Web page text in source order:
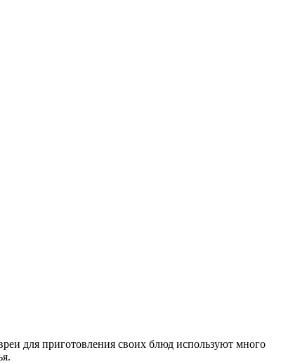
для приготовления своих блюд используют много